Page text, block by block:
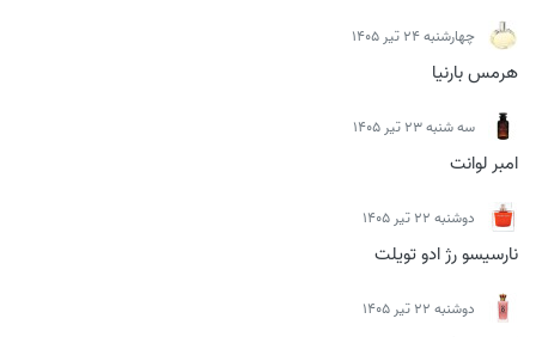
چهارشنبه 24 تیر 1405
هرمس بارنیا
سه شنبه 23 تیر 1405
امبر لوانت
دوشنبه 22 تیر 1405
نارسیسو رژ ادو تویلت
دوشنبه 22 تیر 1405